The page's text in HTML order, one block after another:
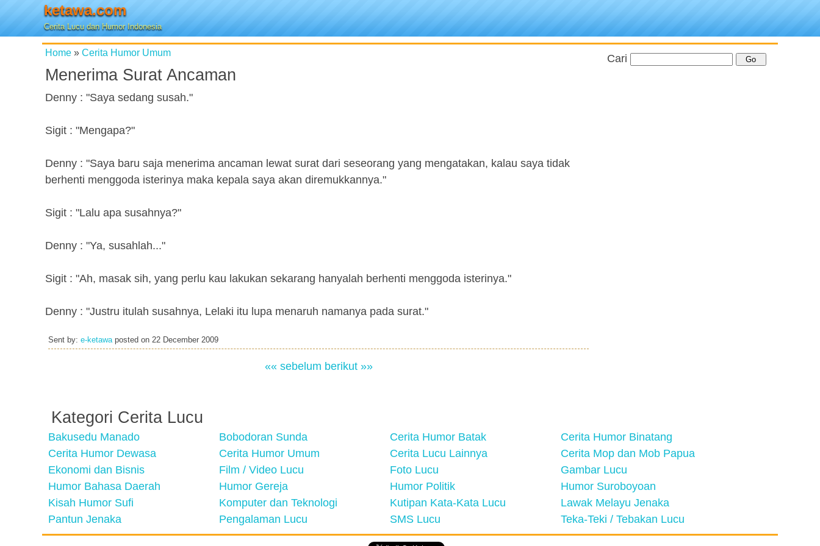
ketawa.com
Cerita Lucu dan Humor Indonesia
Home » Cerita Humor Umum
Menerima Surat Ancaman
Denny : "Saya sedang susah."
Sigit : "Mengapa?"
Denny : "Saya baru saja menerima ancaman lewat surat dari seseorang yang mengatakan, kalau saya tidak
berhenti menggoda isterinya maka kepala saya akan diremukkannya."
Sigit : "Lalu apa susahnya?"
Denny : "Ya, susahlah..."
Sigit : "Ah, masak sih, yang perlu kau lakukan sekarang hanyalah berhenti menggoda isterinya."
Denny : "Justru itulah susahnya, Lelaki itu lupa menaruh namanya pada surat."
Sent by: e-ketawaposted on 22 December 2009
«« sebelum berikut »»
Cari
Kategori Cerita Lucu
Bakusedu Manado Bobodoran Sunda Cerita Humor Batak
Cerita Humor Binatang
Cerita Humor Dewasa
Cerita Humor Umum Cerita Lucu Lainnya
Cerita Mop dan Mob Papua
Ekonomi dan Bisnis
Film / Video Lucu Foto Lucu
Gambar Lucu
Humor Bahasa Daerah
Humor Gereja Humor Politik
Humor Suroboyoan
Kisah Humor Sufi
Komputer dan Teknologi Kutipan Kata-Kata Lucu
Lawak Melayu Jenaka
Pantun Jenaka
Pengalaman Lucu SMS Lucu Teka-Teki / Tebakan Lucu